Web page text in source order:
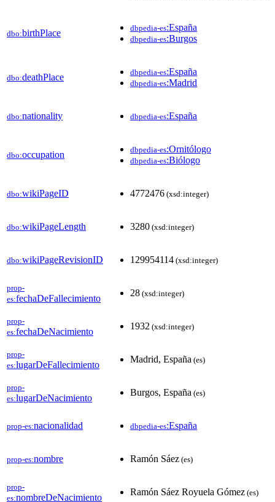
dbo:birthPlace dbpedia-es:España
dbpedia-es:Burgos
dbo:deathPlace dbpedia-es:España
dbpedia-es:Madrid
dbo:nationality dbpedia-es:España
dbo:occupation dbpedia-es:Ornitólogo
dbpedia-es:Biólogo
dbo:wikiPageID 4772476 (xsd:integer)
dbo:wikiPageLength 3280 (xsd:integer)
dbo:wikiPageRevisionID 129954114 (xsd:integer)
prop-
es:fechaDeFallecimiento
28 (xsd:integer)
prop-
es:fechaDeNacimiento
1932 (xsd:integer)
prop-
es:lugarDeFallecimiento
Madrid, España (es)
prop-
es:lugarDeNacimiento
Burgos, España (es)
prop-es:nacionalidad dbpedia-es:España
prop-es:nombre Ramón Sáez (es)
prop-
es:nombreDeNacimiento
Ramón Sáez Royuela Gómez (es)